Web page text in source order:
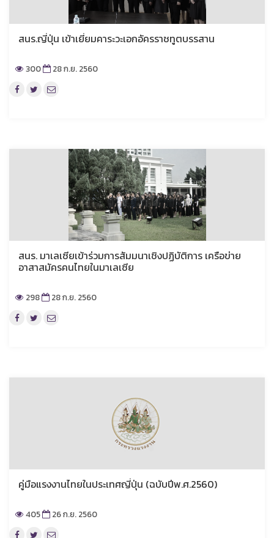
สนร.ญี่ปุ่น เข้าเยี่ยมคาระวะเอกอัครราชทูตบรรสาน
300 28 ก.ย. 2560
สนร. มาเลเซียเข้าร่วมการสัมมนาเชิงปฏิบัติการ เครือข่าย
อาสาสมัครคนไทยในมาเลเซีย
298 28 ก.ย. 2560
คู่มือแรงงานไทยในประเทศญี่ปุ่น (ฉบับปีพ.ศ.2560)
405 26 ก.ย. 2560